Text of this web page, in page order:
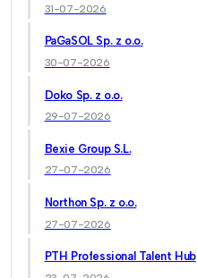
31-07-2026
PaGaSOL Sp. z o.o.
30-07-2026
Doko Sp. z o.o.
29-07-2026
Bexie Group S.L.
27-07-2026
Northon Sp. z o.o.
27-07-2026
PTH Professional Talent Hub